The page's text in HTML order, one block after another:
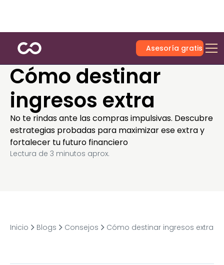
Asesoría gratis
Cómo destinar
ingresos extra
No te rindas ante las compras impulsivas. Descubre
estrategias probadas para maximizar ese extra y
fortalecer tu futuro financiero
Lectura de 3 minutos aprox.
Inicio Blogs Consejos Cómo destinar ingresos extra